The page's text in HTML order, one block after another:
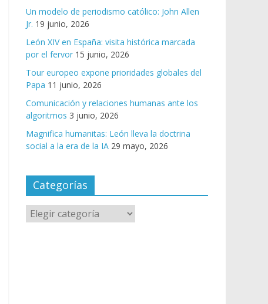
Un modelo de periodismo católico: John Allen
Jr. 19 junio, 2026
León XIV en España: visita histórica marcada
por el fervor 15 junio, 2026
Tour europeo expone prioridades globales del
Papa 11 junio, 2026
Comunicación y relaciones humanas ante los
algoritmos 3 junio, 2026
Magnifica humanitas: León lleva la doctrina
social a la era de la IA 29 mayo, 2026
Categorías